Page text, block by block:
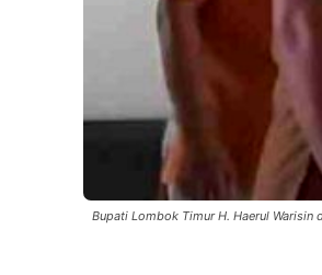
Bupati Lombok Timur H. Haerul